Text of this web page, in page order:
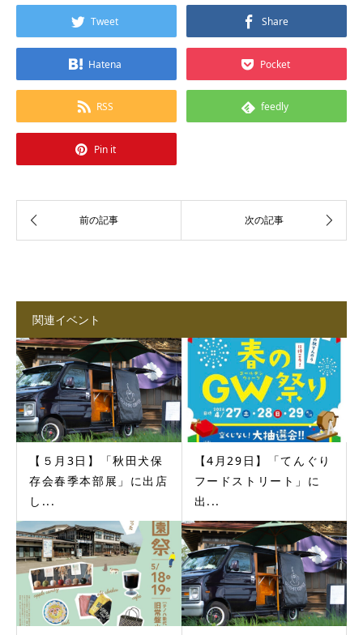
Tweet Share
Hatena Pocket
RSS feedly
Pin it
関連イベント
【５月3日】「秋田犬保
存会春季本部展」に出店
し...
【4月29日】「てんぐり
フードストリート」に
出...